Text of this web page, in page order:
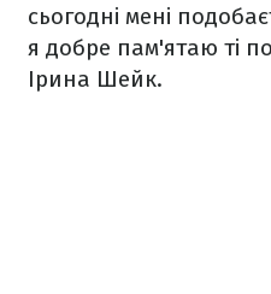
сьогодні мені
я добре пам'ятаю ті
Ірина Шейк.